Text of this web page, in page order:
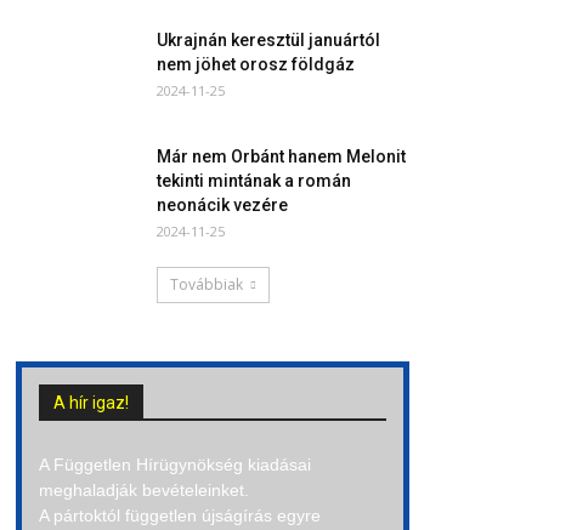
Ukrajnán keresztül januártól
nem jöhet orosz földgáz
2024-11-25
Már nem Orbánt hanem Melonit
tekinti mintának a román
neonácik vezére
2024-11-25
Továbbiak
A hír igaz!
A Független Hírügynökség kiadásai
meghaladják bevételeinket.
A pártoktól független újságírás egyre